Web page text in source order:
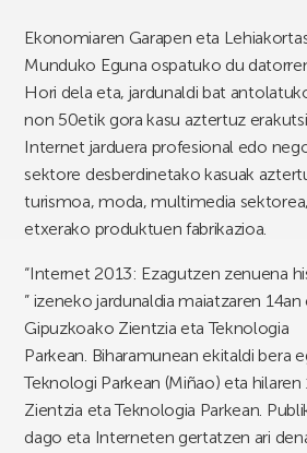
Ekonomiaren Garapen eta
Munduko Eguna ospatuko du
Hori dela eta, jardunaldi bat
non 50etik gora kasu aztertuz
Internet jarduera profesional edo
sektore desberdinetako kasuak
turismoa, moda, multimedia
etxerako produktuen fabrikazioa.
“Internet 2013: Ezagutzen zenuena
” izeneko jardunaldia maiatzaren
Gipuzkoako Zientzia eta Teknologia
Parkean. Biharamunean ekitaldi bera
Teknologi Parkean (Miñao) eta
Zientzia eta Teknologia Parkean.
dago eta Interneten gertatzen ari